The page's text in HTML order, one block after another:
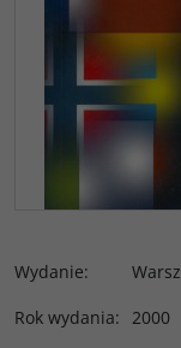
Wydanie:
Rok wydania: 2000